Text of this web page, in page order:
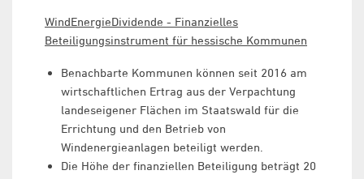
WindEnergieDividende - Finanzielles
Beteiligungsinstrument für hessische Kommunen
Benachbarte Kommunen können seit 2016 am
wirtschaftlichen Ertrag aus der Verpachtung
landeseigener Flächen im Staatswald für die
Errichtung und den Betrieb von
Windenergieanlagen beteiligt werden.
Die Höhe der finanziellen Beteiligung beträgt 20